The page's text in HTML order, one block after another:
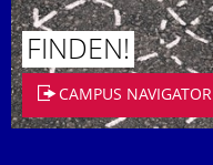
FINDEN!
CAMPUS NAVIGATOR